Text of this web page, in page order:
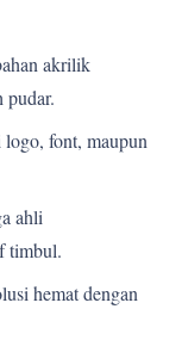
akrilik
pudar.
logo, font, maupun
ahli
timbul.
hemat dengan